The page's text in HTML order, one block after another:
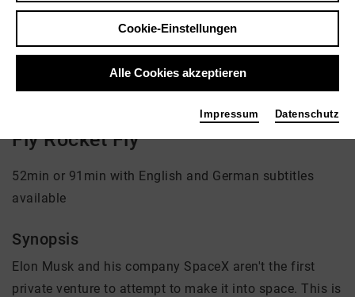
Regie: Oliver Schwehm
kein Angebot eingestellt
Fly Rocket Fly
52min or 91min with English and German subtitles
available
Synopsis
Elon Musk and his company SpaceX aren't the first
private venture to attempt to make it into space. This is
Cookie-Einstellungen
Alle Cookies akzeptieren
Impressum Datenschutz